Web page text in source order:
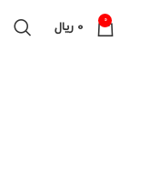
0
0 ریال